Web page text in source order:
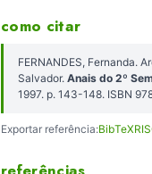
como citar
FERNANDES, Fernanda.
Salvador. Anais do 2º
1997. p. 143-148. ISBN
Exportar referência:BibTeXRIS